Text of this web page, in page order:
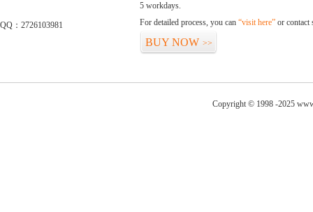
QQ：2726103981
5 workdays.
For detailed process, you can “visit here” or contact
BUY NOW >>
Copyright © 1998 -2025